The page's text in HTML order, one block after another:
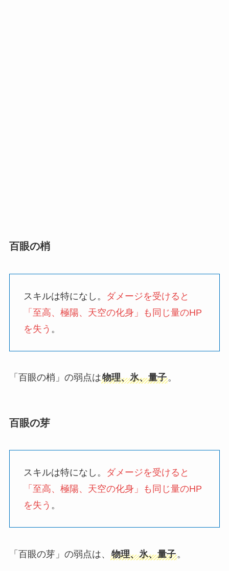
百眼の梢
スキルは特になし。
ダメージを受けると
「至高、極陽、天空の化身」も同じ量のHP
を失う 。
「百眼の梢」の弱点は物理、氷、量子。
百眼の芽
スキルは特になし。
ダメージを受けると
「至高、極陽、天空の化身」も同じ量のHP
を失う 。
「百眼の芽」の弱点は、 物理、氷、量子。